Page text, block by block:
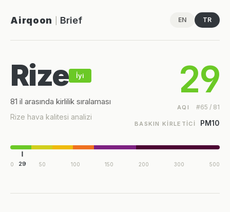
Airqoon Brief EN TR
Rize İyi
81 il arasında kirlilik sıralaması
Rize hava kalitesi analizi
29
AQI #65 / 81
BASKIN KIRLETICI PM10
29
0 50 100 150 200 300 500